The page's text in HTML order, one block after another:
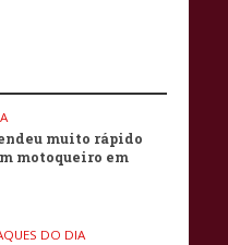
muito rápido
motoqueiro em
DO DIA